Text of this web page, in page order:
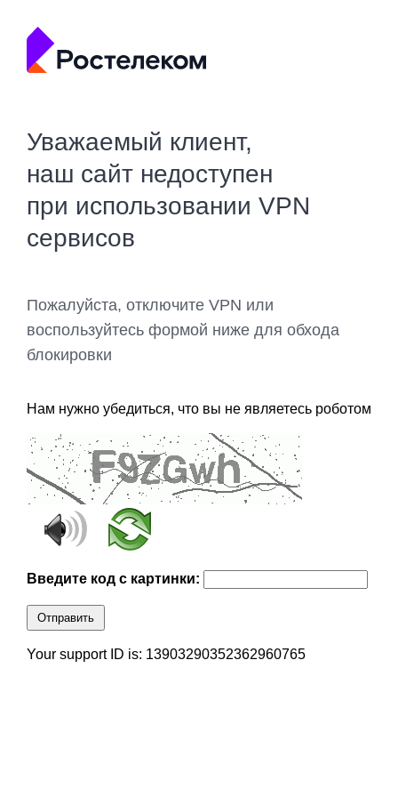
Уважаемый клиент,
наш сайт недоступен
при использовании VPN
сервисов
Пожалуйста, отключите VPN или
воспользуйтесь формой ниже для обхода
блокировки
Нам нужно убедиться, что вы не являетесь роботом
Введите код с картинки:
Отправить
Your support ID is: 13903290352362960765